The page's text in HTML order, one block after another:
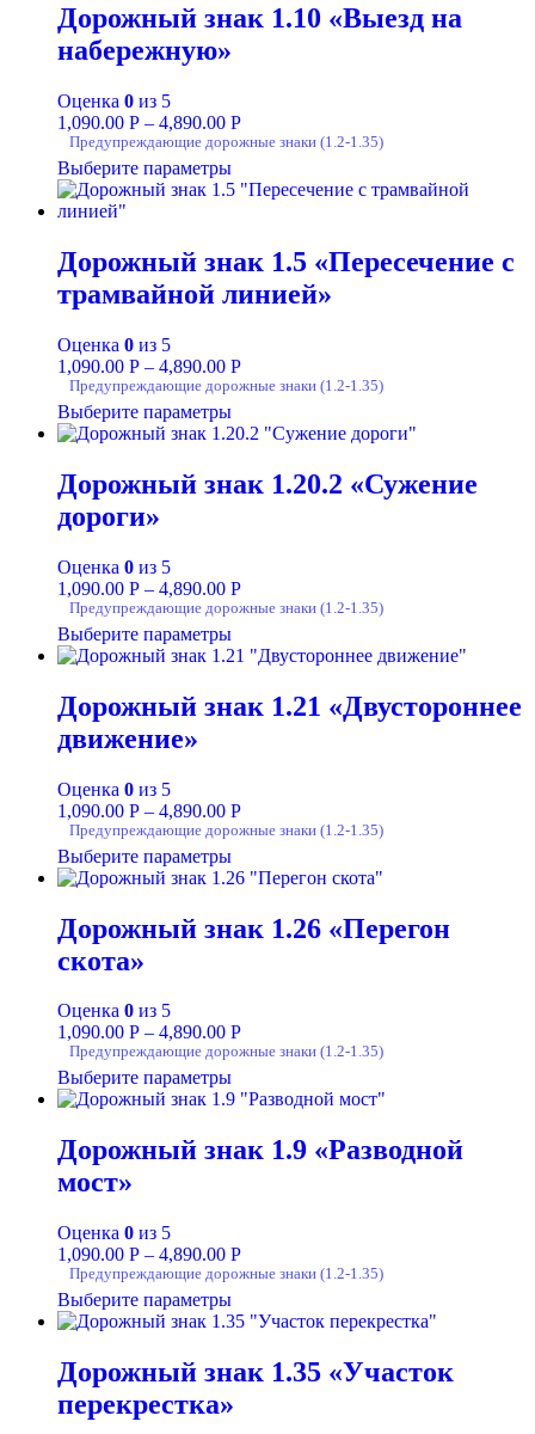
Дорожный знак 1.10 «Выезд на
набережную»
Оценка 0 из 5
1,090.00 Р – 4,890.00 Р
Предупреждающие дорожные знаки (1.2-1.35)
Выберите параметры
Дорожный знак 1.5 «Пересечение с
трамвайной линией»
Оценка 0 из 5
1,090.00 Р – 4,890.00 Р
Предупреждающие дорожные знаки (1.2-1.35)
Выберите параметры
Дорожный знак 1.20.2 «Сужение
дороги»
Оценка 0 из 5
1,090.00 Р – 4,890.00 Р
Предупреждающие дорожные знаки (1.2-1.35)
Выберите параметры
Дорожный знак 1.21 «Двустороннее
движение»
Оценка 0 из 5
1,090.00 Р – 4,890.00 Р
Предупреждающие дорожные знаки (1.2-1.35)
Выберите параметры
Дорожный знак 1.26 «Перегон
скота»
Оценка 0 из 5
1,090.00 Р – 4,890.00 Р
Предупреждающие дорожные знаки (1.2-1.35)
Выберите параметры
Дорожный знак 1.9 «Разводной
мост»
Оценка 0 из 5
1,090.00 Р – 4,890.00 Р
Предупреждающие дорожные знаки (1.2-1.35)
Выберите параметры
Дорожный знак 1.35 «Учаcток
перекрестка»